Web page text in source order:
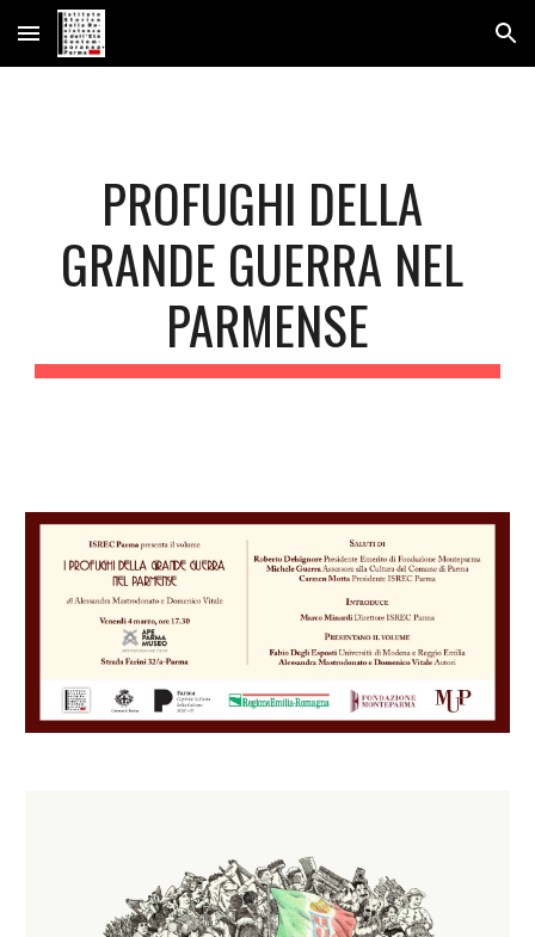
Skip to main content Skip to navigation
PROFUGHI DELLA
GRANDE GUERRA NEL
PARMENSE